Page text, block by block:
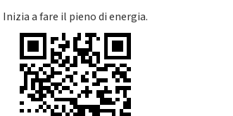
Inizia a fare il pieno di energia.